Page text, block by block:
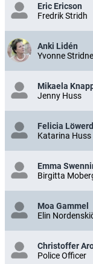
Eric Ericson
Fredrik Stridh
Anki Lidén
Yvonne
Mikaela
Jenny Huss
Felicia
Katarina Huss
Emma
Birgitta
Moa Gammel
Elin
Christoffer
Police Officer